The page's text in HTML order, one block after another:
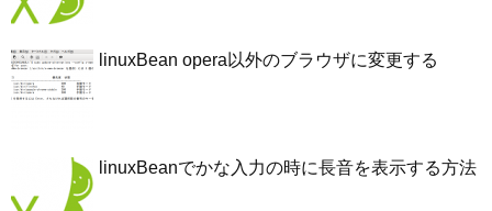
linuxBean opera以外のブラウザに変更する
linuxBeanでかな入力の時に長音を表示する方法